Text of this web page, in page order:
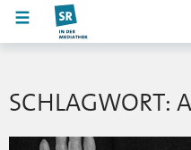
SCHLAGWORT: